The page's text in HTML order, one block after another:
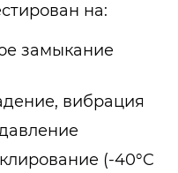
на:
замыкание
вибрация
(-40°C